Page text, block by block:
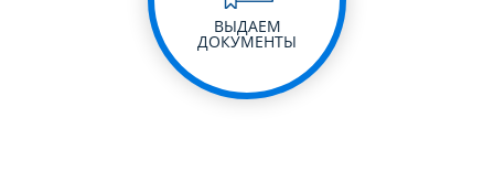
ВЫДАЕМ
ДОКУМЕНТЫ